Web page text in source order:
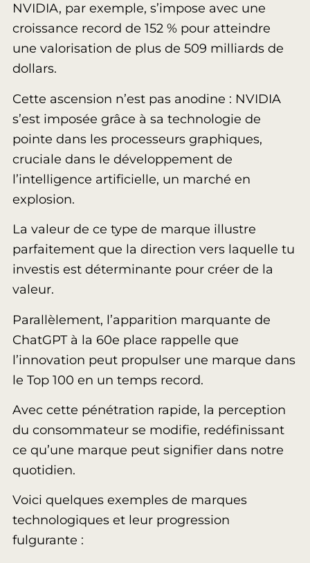
NVIDIA, par exemple, s’impose avec une
croissance record de 152 % pour atteindre
une valorisation de plus de 509 milliards de
dollars.
Cette ascension n’est pas anodine : NVIDIA
s’est imposée grâce à sa technologie de
pointe dans les processeurs graphiques,
cruciale dans le développement de
l’intelligence artificielle, un marché en
explosion.
La valeur de ce type de marque illustre
parfaitement que la direction vers laquelle tu
investis est déterminante pour créer de la
valeur.
Parallèlement, l’apparition marquante de
ChatGPT à la 60e place rappelle que
l’innovation peut propulser une marque dans
le Top 100 en un temps record.
Avec cette pénétration rapide, la perception
du consommateur se modifie, redéfinissant
ce qu’une marque peut signifier dans notre
quotidien.
Voici quelques exemples de marques
technologiques et leur progression
fulgurante :